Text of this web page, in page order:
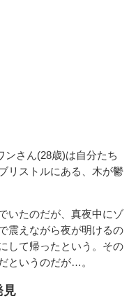
さん(28歳)は自分たち
リストルにある、木が鬱
いたのだが、真夜中にゾ
震えながら夜が明けるの
して帰ったという。その
というのだが…。
見